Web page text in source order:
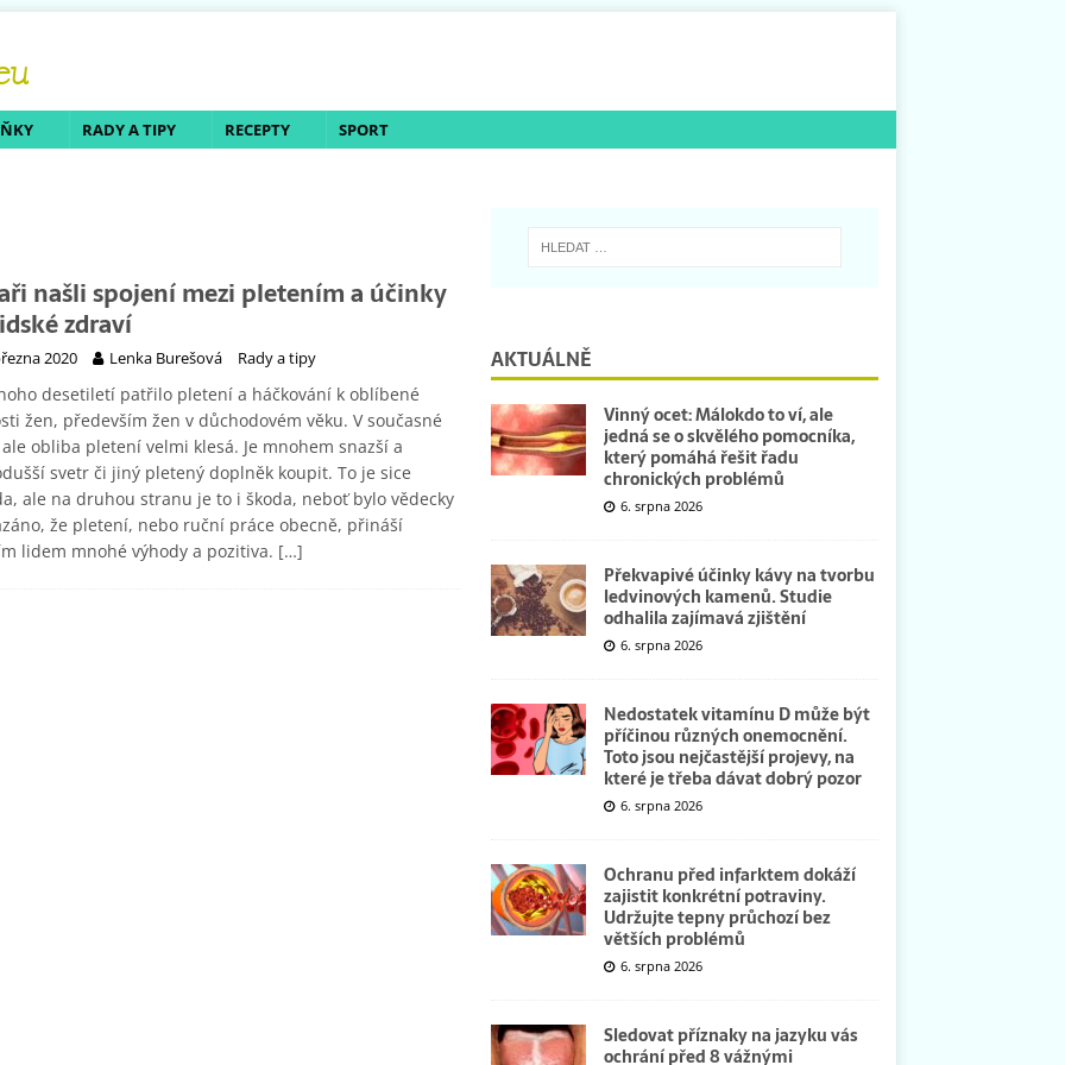
RADY A TIPY RECEPTY SPORT
našli spojení mezi pletením a účinky
zdraví
2020 Lenka Burešová Rady a tipy
desetiletí patřilo pletení a háčkování k oblíbené
žen, především žen v důchodovém věku. V současné
obliba pletení velmi klesá. Je mnohem snazší a
svetr či jiný pletený doplněk koupit. To je sice
ale na druhou stranu je to i škoda, neboť bylo vědecky
že pletení, nebo ruční práce obecně, přináší
lidem mnohé výhody a pozitiva. […]
AKTUÁLNĚ
Vinný ocet: Málokdo to ví, ale
jedná se o skvělého pomocníka,
který pomáhá řešit řadu
chronických problémů
6. srpna 2026
Překvapivé účinky kávy na tvorbu
ledvinových kamenů. Studie
odhalila zajímavá zjištění
6. srpna 2026
Nedostatek vitamínu D může být
příčinou různých onemocnění.
Toto jsou nejčastější projevy, na
které je třeba dávat dobrý pozor
6. srpna 2026
Ochranu před infarktem dokáží
zajistit konkrétní potraviny.
Udržujte tepny průchozí bez
větších problémů
6. srpna 2026
Sledovat příznaky na jazyku vás
ochrání před 8 vážnými